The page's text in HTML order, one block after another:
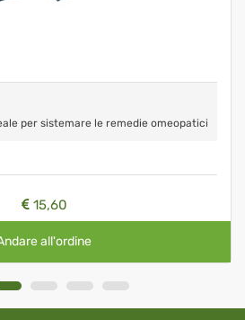
per sistemare le remedie omeopatici
15,60
all'ordine